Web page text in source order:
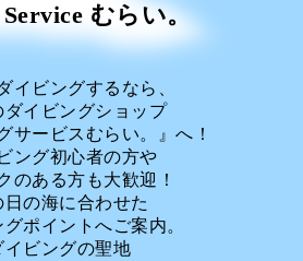
むらい。
イビングするなら、
ダイビングショップ
サービスむらい。』へ！
ング初心者の方や
のある方も大歓迎！
日の海に合わせた
ポイントへご案内。
イビングの聖地